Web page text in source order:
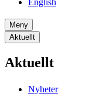
English
Meny
Aktuellt
Aktuellt
Nyheter